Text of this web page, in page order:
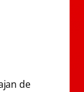
de